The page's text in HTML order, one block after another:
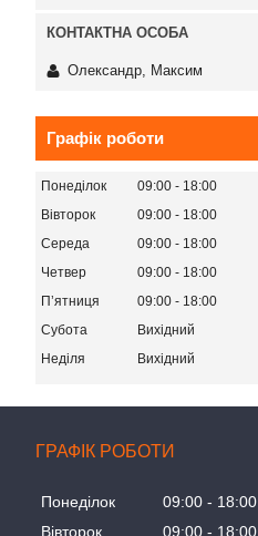
Олександр, Максим
Графік роботи
Понеділок 09:00
18:00
Вівторок
09:00
18:00
Середа
09:00
18:00
Четвер
09:00
18:00
Пʼятниця
09:00
18:00
Субота
Вихідний
Неділя
Вихідний
ГРАФІК РОБОТИ
Понеділок 09:00
18:00
Вівторок
09:00 18:00